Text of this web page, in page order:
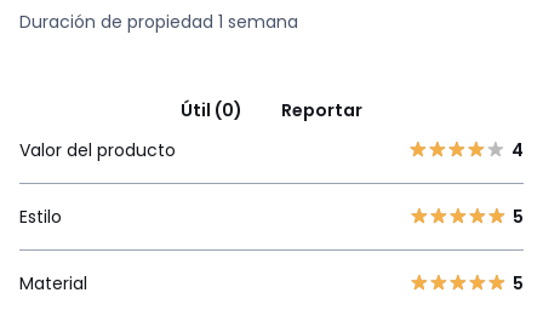
Duración de propiedad 1 semana
Útil (0)
Reportar
Valor del producto
4
Estilo 5
Material 5